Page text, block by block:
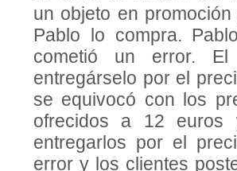
un objeto en
Pablo lo compra.
cometió un error.
entregárselo por el
se equivocó con los
ofrecidos a 12 euros
entregarlos por el
error y los clientes